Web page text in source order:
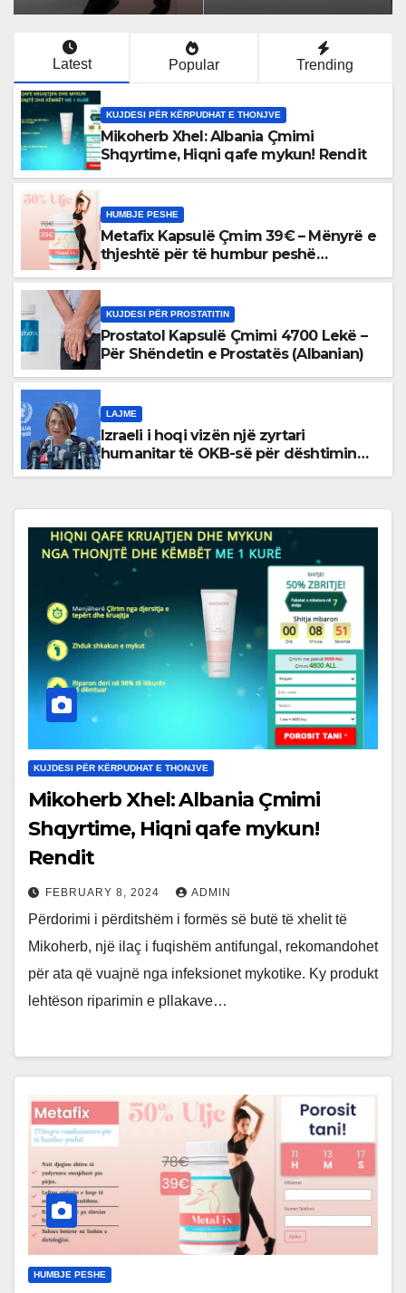
Latest Popular Trending
KUJDESI PËR KËRPUDHAT E THONJVE
Mikoherb Xhel: Albania Çmimi
Shqyrtime, Hiqni qafe mykun! Rendit
HUMBJE PESHE
Metafix Kapsulë Çmim 39€ – Mënyrë e
thjeshtë për të humbur peshë
KUJDESI PËR PROSTATITIN
Prostatol Kapsulë Çmimi 4700 Lekë –
Për Shëndetin e Prostatës (Albanian)
LAJME
Izraeli i hoqi vizën një zyrtari
humanitar të OKB-së për dështimin
KUJDESI PËR KËRPUDHAT E THONJVE
Mikoherb Xhel: Albania Çmimi
Shqyrtime, Hiqni qafe mykun!
Rendit
FEBRUARY 8, 2024 ADMIN
Përdorimi i përditshëm i formës së butë të xhelit të
Mikoherb, një ilaç i fuqishëm antifungal, rekomandohet
për ata që vuajnë nga infeksionet mykotike. Ky produkt
lehtëson riparimin e pllakave…
HUMBJE PESHE